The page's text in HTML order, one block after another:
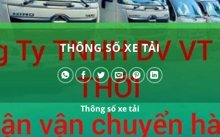
THÔNG SỐ XE TẢI
Thông số xe tải